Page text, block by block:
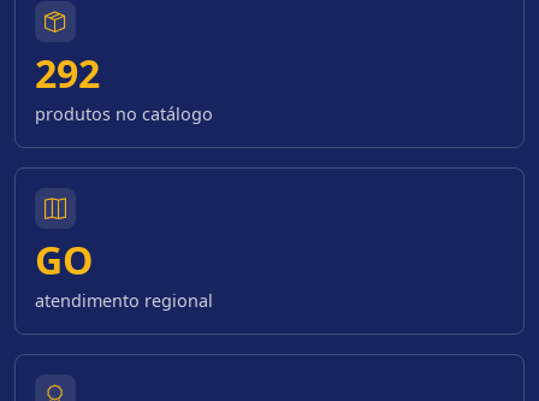
292
produtos no catálogo
GO
atendimento regional